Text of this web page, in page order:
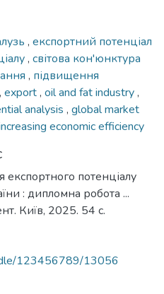
, експортний потенціал
, світова кон'юнктура
, підвищення
, export, oil and fat industry,
analysis , global market
economic efficiency
потенціалу
: дипломна робота ...
Київ, 2025. 54 с.
123456789/13056